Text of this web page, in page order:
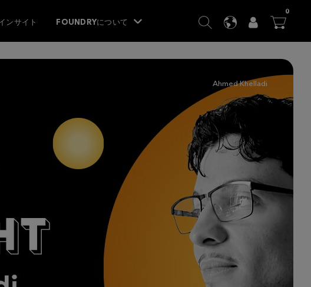
ンサイト FOUNDRYについて  SEARCH
LANGUAGE
USER

0ITEMS
Ahmed Khelladi